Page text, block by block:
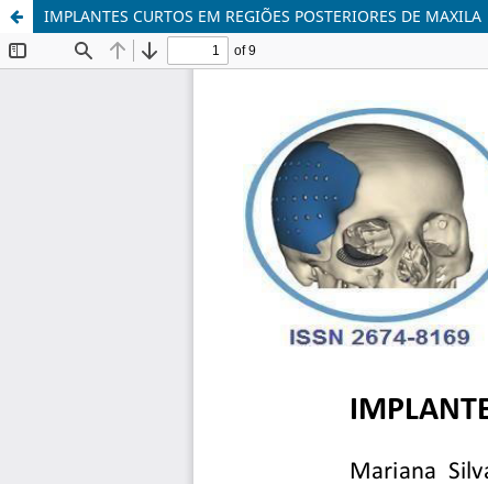
IMPLANTES CURTOS EM REGIÕES POSTERIORES DE MAXILA